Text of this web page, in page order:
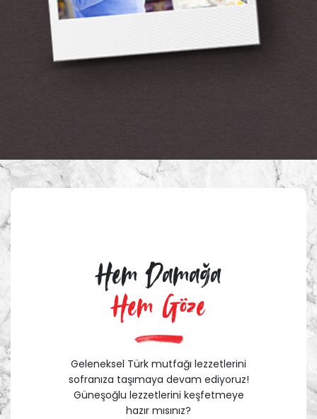
Hem Damağa
Hem Göze
Geleneksel Türk mutfağı lezzetlerini
sofranıza taşımaya devam ediyoruz!
Güneşoğlu lezzetlerini keşfetmeye
hazır mısınız?